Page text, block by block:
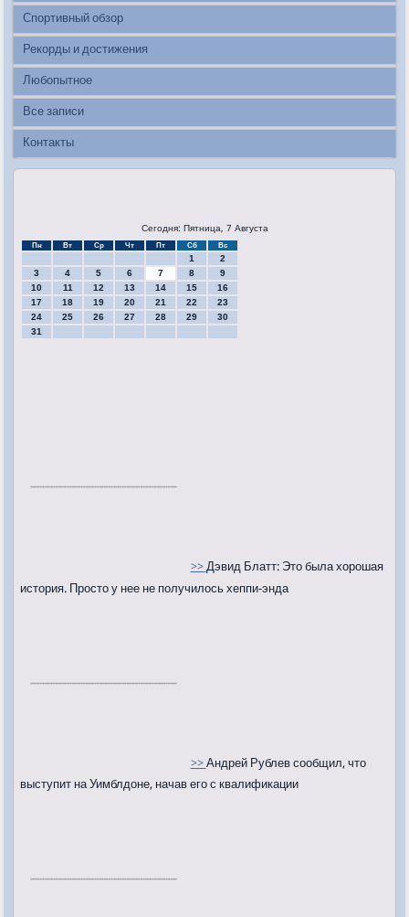
Спортивный обзор
Рекорды и достижения
Любопытное
Все записи
Контакты
Сегодня: Пятница, 7 Августа
Пн Вт Ср Чт Пт Сб Вс
1
2
3
4 5 6 7 8
9
10
11 12 13 14 15
16
17
18 19 20 21 22
23
24
25 26 27 28 29
30
31
>>Дэвид Блатт: Это была хорошая
история. Просто у нее не получилось хеппи-энда
>>Андрей Рублев сообщил, что
выступит на Уимблдоне, начав его с квалификации